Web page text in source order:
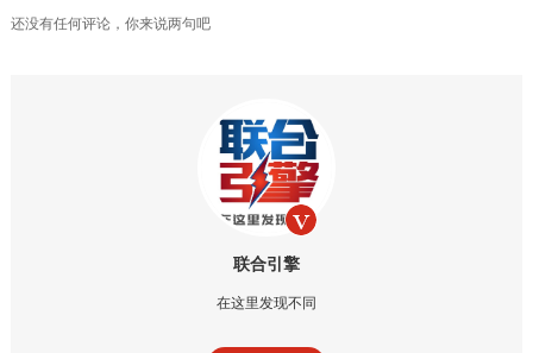
还没有任何评论，你来说两句吧
联合引擎
在这里发现不同